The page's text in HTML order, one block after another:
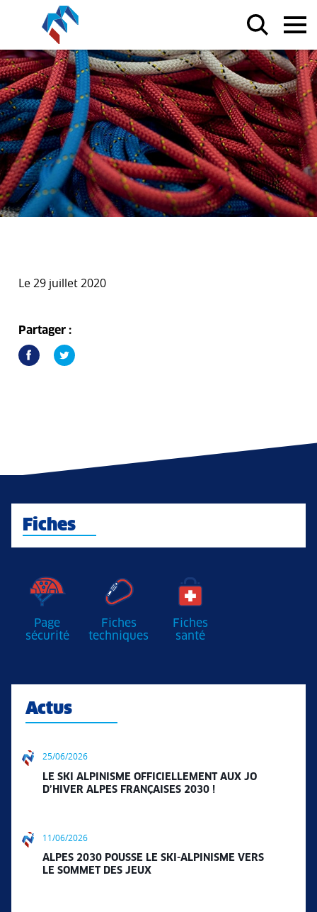
Le 29 juillet 2020
Partager :
Fiches
Page
sécurité
Fiches
techniques
Fiches
santé
Actus
25/06/2026
LE SKI ALPINISME OFFICIELLEMENT AUX JO
D’HIVER ALPES FRANÇAISES 2030 !
11/06/2026
ALPES 2030 POUSSE LE SKI-ALPINISME VERS
LE SOMMET DES JEUX